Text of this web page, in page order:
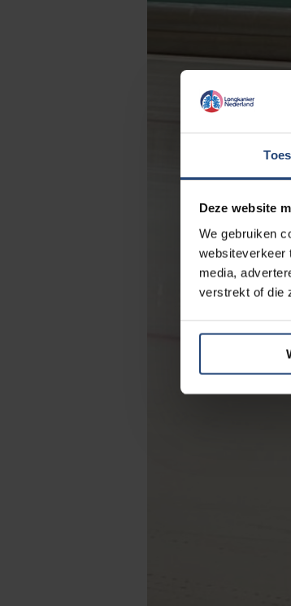
Deze website
We gebruiken
websiteverkeer
media,
verstrekt of die